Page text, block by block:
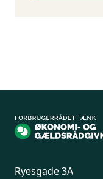
Ryesgade 3A